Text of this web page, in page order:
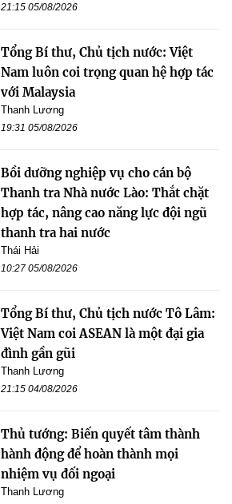
21:15 05/08/2026
Tổng Bí thư, Chủ tịch nước: Việt
Nam luôn coi trọng quan hệ hợp tác
với Malaysia
Thanh Lương
19:31 05/08/2026
Bồi dưỡng nghiệp vụ cho cán bộ
Thanh tra Nhà nước Lào: Thắt chặt
hợp tác, nâng cao năng lực đội ngũ
thanh tra hai nước
Thái Hải
10:27 05/08/2026
Tổng Bí thư, Chủ tịch nước Tô Lâm:
Việt Nam coi ASEAN là một đại gia
đình gần gũi
Thanh Lương
21:15 04/08/2026
Thủ tướng: Biến quyết tâm thành
hành động để hoàn thành mọi
nhiệm vụ đối ngoại
Thanh Lương